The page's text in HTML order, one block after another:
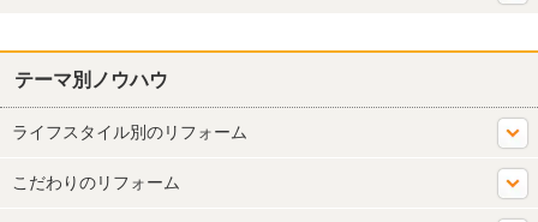
テーマ別ノウハウ
ライフスタイル別のリフォーム
こだわりのリフォーム